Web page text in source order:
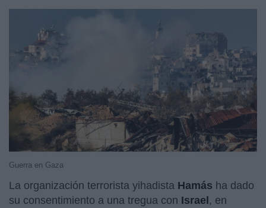
Guerra en Gaza
La organización terrorista yihadista Hamás ha dado
su consentimiento a una tregua con Israel, en